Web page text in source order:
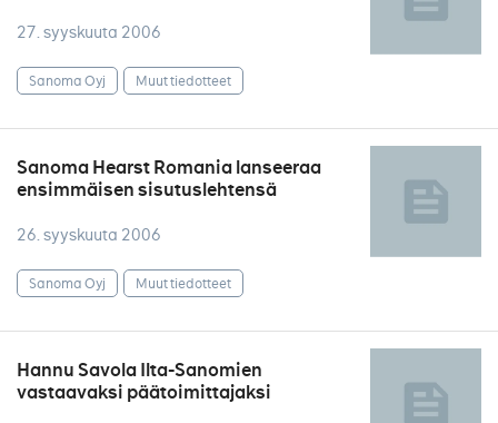
27. syyskuuta 2006
Sanoma Oyj Muut tiedotteet
Sanoma Hearst Romania lanseeraa
ensimmäisen sisutuslehtensä
26. syyskuuta 2006
Sanoma Oyj Muut tiedotteet
Hannu Savola Ilta-Sanomien
vastaavaksi päätoimittajaksi